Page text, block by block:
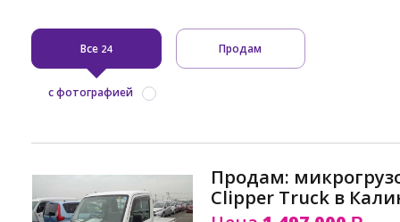
Все 24 Продам
с фотографией
Продам:
Clipper Truck в